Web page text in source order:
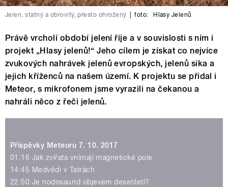
Jelen, statný a obrovitý, přesto ohrožený foto: Hlasy Jelenů
Právě vrcholí období jelení říje a v souvislosti s ním i
projekt „Hlasy jelenů!“ Jeho cílem je získat co nejvíce
zvukových nahrávek jelenů evropských, jelenů sika a
jejich kříženců na našem území. K projektu se přidal i
Meteor, s mikrofonem jsme vyrazili na čekanou a
nahráli něco z řeči jelenů.
Příspěvky Meteoru 7. 10. 2017
01:16 Jak zvířata vnímají magnetické pole
14:45 Medvědi v Tatrách
22:50 Je nodosaurid objevem desetiletí?